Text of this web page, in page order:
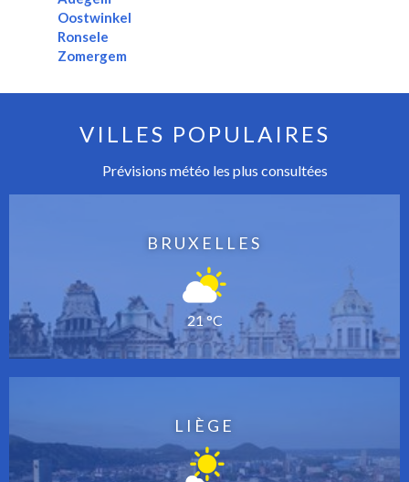
Oostwinkel
Ronsele
Zomergem
VILLES POPULAIRES
Prévisions météo les plus consultées
BRUXELLES
21 °C
LIÈGE